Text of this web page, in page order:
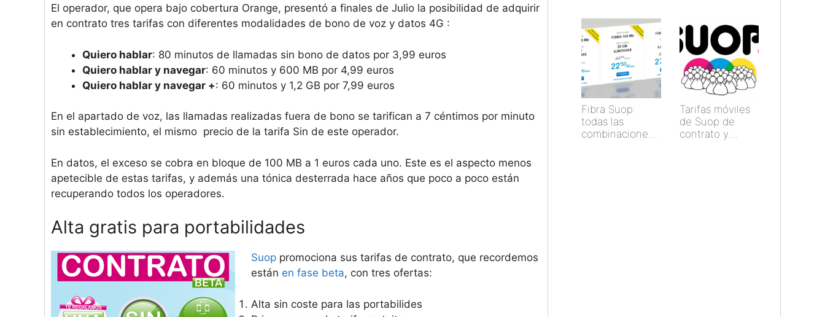
El operador, que opera bajo cobertura Orange, presentó a finales de Julio la posibilidad de adquirir
en contrato tres tarifas con diferentes modalidades de bono de voz y datos 4G :
Quiero hablar: 80 minutos de llamadas sin bono de datos por 3,99 euros
Quiero hablar y navegar: 60 minutos y 600 MB por 4,99 euros
Quiero hablar y navegar +: 60 minutos y 1,2 GB por 7,99 euros
En el apartado de voz, las llamadas realizadas fuera de bono se tarifican a 7 céntimos por minuto
sin establecimiento, el mismo precio de la tarifa Sin de este operador.
En datos, el exceso se cobra en bloque de 100 MB a 1 euros cada uno. Este es el aspecto menos
apetecible de estas tarifas, y además una tónica desterrada hace años que poco a poco están
recuperando todos los operadores.
Alta gratis para portabilidades
Suoppromociona sus tarifas de contrato, que recordemos
están en fase beta, con tres ofertas:
Alta sin coste para las portabilides
Fibra Suop:
todas las
combinaciones
Tarifas móviles
de Suop de
contrato y